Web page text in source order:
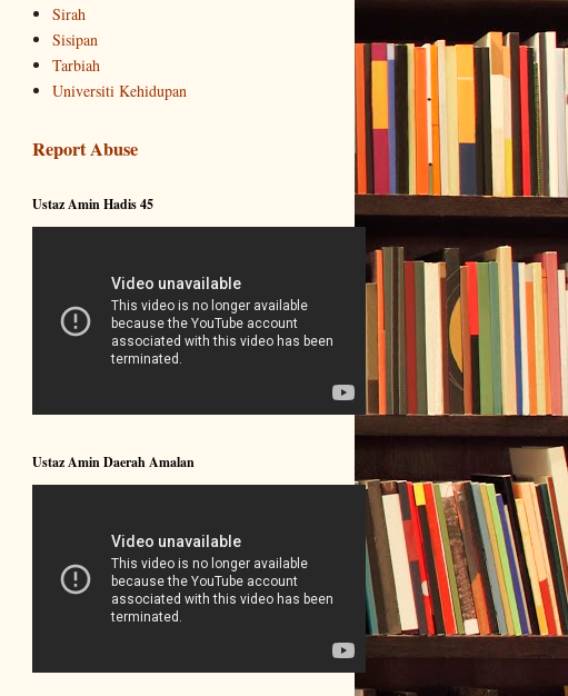
Sirah
Sisipan
Tarbiah
Universiti Kehidupan
Report Abuse
Ustaz Amin Hadis 45
Ustaz Amin Daerah Amalan